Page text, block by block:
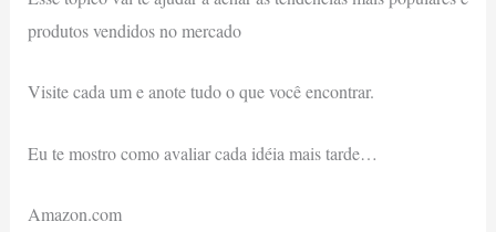
produtos vendidos no mercado
Visite cada um e anote tudo o que você encontrar.
Eu te mostro como avaliar cada idéia mais tarde…
Amazon.com